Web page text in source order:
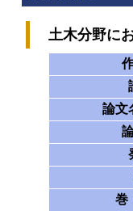
土木分野に
論文
巻